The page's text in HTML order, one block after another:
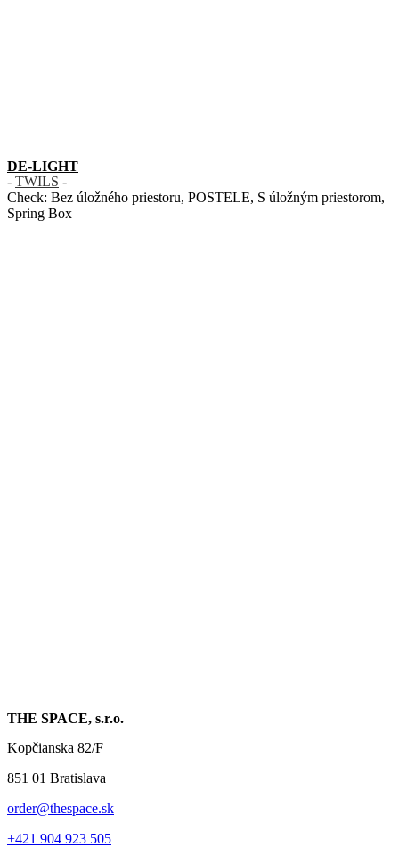
DE-LIGHT
- TWILS -
Check: Bez úložného priestoru, POSTELE, S úložným priestorom,
Spring Box
THE SPACE, s.r.o.
Kopčianska 82/F
851 01 Bratislava
order@thespace.sk
+421 904 923 505